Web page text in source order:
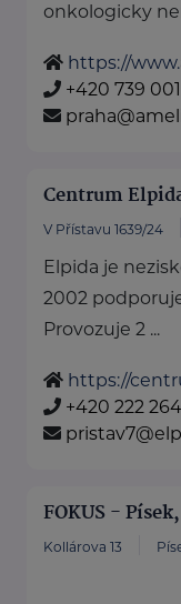
onkologicky
https://
+420 739
Centrum
V Přístavu 1639/24
Elpida je
2002
Provozuje 2 ...
https://
+420 222
FOKUS -
Kollárova 13